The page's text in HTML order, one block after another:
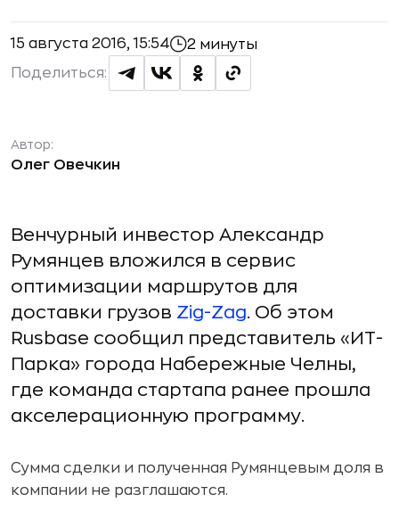
15 августа 2016, 15:54 2 минуты
Поделиться:
Автор:
Олег Овечкин
Венчурный инвестор Александр
Румянцев вложился в сервис
оптимизации маршрутов для
доставки грузов Zig-Zag. Об этом
Rusbase сообщил представитель «ИТ-
Парка» города Набережные Челны,
где команда стартапа ранее прошла
акселерационную программу.
Сумма сделки и полученная Румянцевым доля в
компании не разглашаются.